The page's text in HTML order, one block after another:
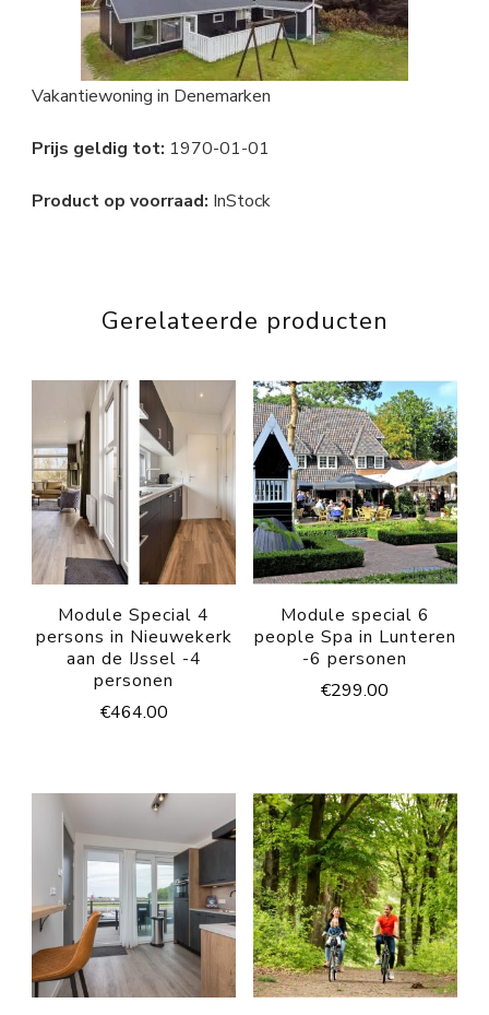
Vakantiewoning in Denemarken
Prijs geldig tot: 1970-01-01
Product op voorraad: InStock
Gerelateerde producten
Module Special 4
persons in Nieuwekerk
aan de IJssel -4
personen
€464.00
Module special 6
people Spa in Lunteren
-6 personen
€299.00